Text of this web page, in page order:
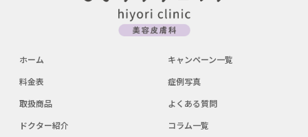
ホーム
キャンペーン一覧
料金表
症例写真
取扱商品
よくある質問
ドクター紹介
コラム一覧